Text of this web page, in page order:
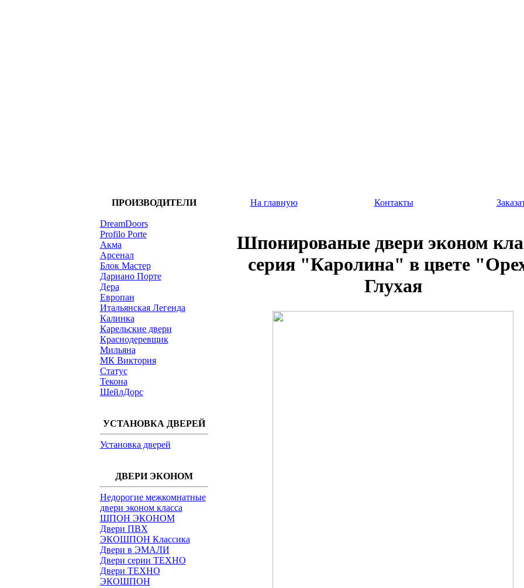
ПРОИЗВОДИТЕЛИ
DreamDoors
Profilo Porte
Акма
Арсенал
Блок Мастер
Дариано Порте
Дера
Европан
Итальянская Легенда
Калинка
Карельские двери
Краснодеревщик
Мильяна
МК Виктория
Статус
Текона
ШейлДорс
УСТАНОВКА ДВЕРЕЙ
Установка дверей
ДВЕРИ ЭКОНОМ
Недорогие межкомнатные
двери эконом класса
ШПОН ЭКОНОМ
Двери ПВХ
ЭКОШПОН Классика
Двери в ЭМАЛИ
Двери серии ТЕХНО
Двери ТЕХНО
ЭКОШПОН
На главную Контакты
Шпонированые двери эконом
серия "Каролина" в цвете
Глухая